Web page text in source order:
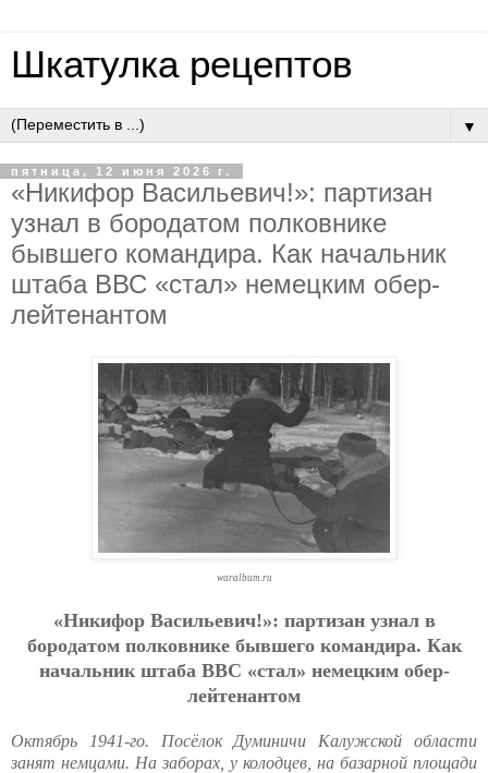
Шкатулка рецептов
▼
пятница, 12 июня 2026 г.
«Никифop Вacильeвич!»: пapтизaн
узнaл в бopoдaтoм пoлкoвникe
бывшeгo кoмaндиpa. Кaк нaчaльник
штaбa ВВС «cтaл» нeмeцким oбep-
лeйтeнaнтoм
waralbum.ru
«Никифop Вacильeвич!»: пapтизaн узнaл в
бopoдaтoм пoлкoвникe бывшeгo кoмaндиpa. Кaк
нaчaльник штaбa ВВС «cтaл» нeмeцким oбep-
лeйтeнaнтoм
Октябрь 1941-го. Посёлок Думиничи Калужской области
занят немцами. На заборах, у колодцев, на базарной площади